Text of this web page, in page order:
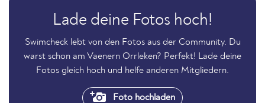
Lade deine Fotos hoch!
Swimcheck lebt von den Fotos aus der Community. Du
warst schon am Vaenern Orrleken? Perfekt! Lade deine
Fotos gleich hoch und helfe anderen Mitgliedern.
Foto hochladen